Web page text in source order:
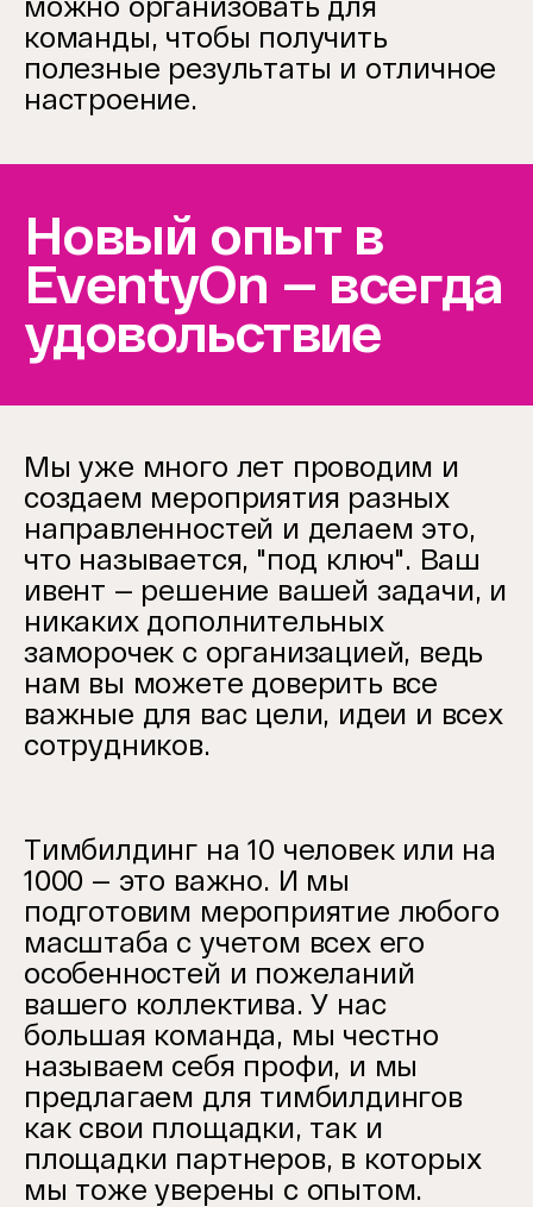
команды, чтобы получить
полезные результаты и отличное
настроение.
Новый опыт в
EventyOn — всегда
удовольствие
Мы уже много лет проводим и
создаем мероприятия разных
направленностей и делаем это,
что называется, "под ключ". Ваш
ивент — решение вашей задачи, и
никаких дополнительных
заморочек с организацией, ведь
нам вы можете доверить все
важные для вас цели, идеи и всех
сотрудников.
Тимбилдинг на 10 человек или на
1000 — это важно. И мы
подготовим мероприятие любого
масштаба с учетом всех его
особенностей и пожеланий
вашего коллектива. У нас
большая команда, мы честно
называем себя профи, и мы
предлагаем для тимбилдингов
как свои площадки, так и
площадки партнеров, в которых
мы тоже уверены с опытом.